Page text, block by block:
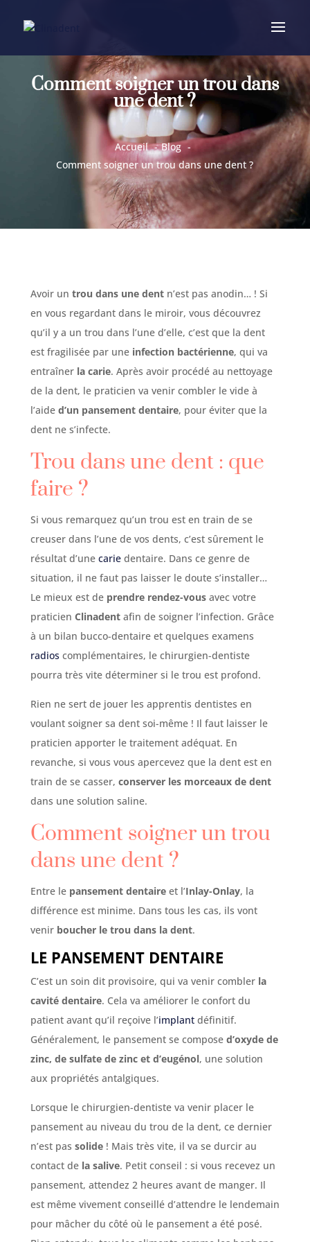
Comment soigner un trou dans
une dent ?
Accueil
Blog
Comment soigner un trou dans une dent ?
Avoir un trou dans une dentn’est pas anodin… ! Si
en vous regardant dans le miroir, vous découvrez
qu’il y a un trou dans l’une d’elle, c’est que la dent
est fragilisée par une infection bactérienne, qui va
entraîner la carie. Après avoir procédé au nettoyage
de la dent, le praticien va venir combler le vide à
l’aide d’un pansement dentaire, pour éviter que la
dent ne s’infecte.
Trou dans une dent : que
faire ?
Si vous remarquez qu’un trou est en train de se
creuser dans l’une de vos dents, c’est sûrement le
résultat d’une cariedentaire. Dans ce genre de
situation, il ne faut pas laisser le doute s’installer…
Le mieux est de prendre rendez-vousavec votre
praticien Clinadentafin de soigner l’infection. Grâce
à un bilan bucco-dentaire et quelques examens
radioscomplémentaires, le chirurgien-dentiste
pourra très vite déterminer si le trou est profond.
Rien ne sert de jouer les apprentis dentistes en
voulant soigner sa dent soi-même ! Il faut laisser le
praticien apporter le traitement adéquat. En
revanche, si vous vous apercevez que la dent est en
train de se casser, conserver les morceaux de dent
dans une solution saline.
Comment soigner un trou
dans une dent ?
Entre le pansement dentaireet l’Inlay-Onlay, la
différence est minime. Dans tous les cas, ils vont
venir boucher le trou dans la dent.
LE PANSEMENT DENTAIRE
C’est un soin dit provisoire, qui va venir combler la
cavité dentaire. Cela va améliorer le confort du
patient avant qu’il reçoive l’implantdéfinitif.
Généralement, le pansement se compose d’oxyde de
zinc, de sulfate de zinc et d’eugénol, une solution
aux propriétés antalgiques.
Lorsque le chirurgien-dentiste va venir placer le
pansement au niveau du trou de la dent, ce dernier
n’est pas solide! Mais très vite, il va se durcir au
contact de la salive. Petit conseil : si vous recevez un
pansement, attendez 2 heures avant de manger. Il
est même vivement conseillé d’attendre le lendemain
pour mâcher du côté où le pansement a été posé.